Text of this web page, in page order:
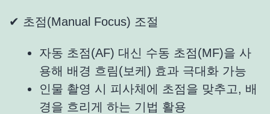
✔ 초점(Manual Focus) 조절
자동 초점(AF) 대신 수동 초점(MF)을 사
용해 배경 흐림(보케) 효과 극대화 가능
인물 촬영 시 피사체에 초점을 맞추고, 배
경을 흐리게 하는 기법 활용